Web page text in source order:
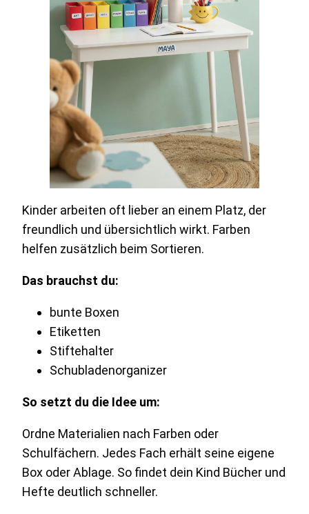
Kinder arbeiten oft lieber an einem Platz, der
freundlich und übersichtlich wirkt. Farben
helfen zusätzlich beim Sortieren.
Das brauchst du:
bunte Boxen
Etiketten
Stiftehalter
Schubladenorganizer
So setzt du die Idee um:
Ordne Materialien nach Farben oder
Schulfächern. Jedes Fach erhält seine eigene
Box oder Ablage. So findet dein Kind Bücher und
Hefte deutlich schneller.